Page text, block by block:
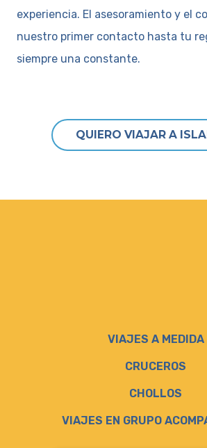
experiencia. El asesoramiento y el
nuestro primer contacto hasta tu
siempre una constante.
QUIERO VIAJAR A
VIAJES A MEDIDA
CRUCEROS
CHOLLOS
VIAJES EN GRUPO